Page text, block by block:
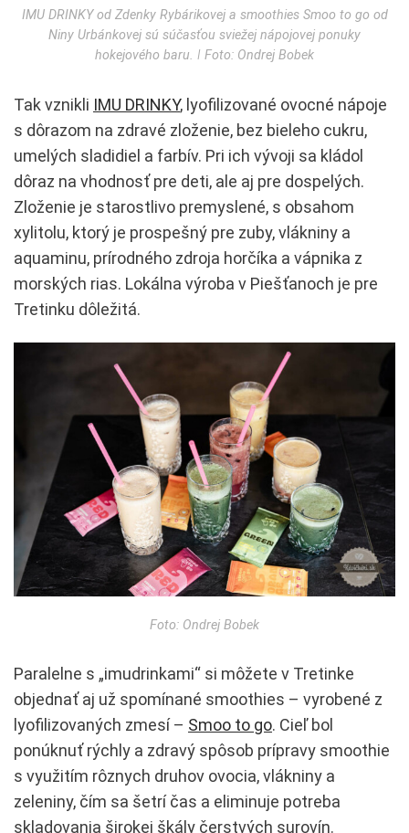
IMU DRINKY od Zdenky Rybárikovej a smoothies Smoo to go od
Niny Urbánkovej sú súčasťou sviežej nápojovej ponuky
hokejového baru. ǀ Foto: Ondrej Bobek
Tak vznikli IMU DRINKY, lyofilizované ovocné nápoje
s dôrazom na zdravé zloženie, bez bieleho cukru,
umelých sladidiel a farbív. Pri ich vývoji sa kládol
dôraz na vhodnosť pre deti, ale aj pre dospelých.
Zloženie je starostlivo premyslené, s obsahom
xylitolu, ktorý je prospešný pre zuby, vlákniny a
aquaminu, prírodného zdroja horčíka a vápnika z
morských rias. Lokálna výroba v Piešťanoch je pre
Tretinku dôležitá.
Foto: Ondrej Bobek
Paralelne s „imudrinkami“ si môžete v Tretinke
objednať aj už spomínané smoothies – vyrobené z
lyofilizovaných zmesí – Smoo to go. Cieľ bol
ponúknuť rýchly a zdravý spôsob prípravy smoothie
s využitím rôznych druhov ovocia, vlákniny a
zeleniny, čím sa šetrí čas a eliminuje potreba
skladovania širokej škály čerstvých surovín.